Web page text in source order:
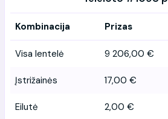
Kombinacija Prizas
Visa lentelė 9 206,00 €
Įstrižainės 17,00 €
Eilutė 2,00 €